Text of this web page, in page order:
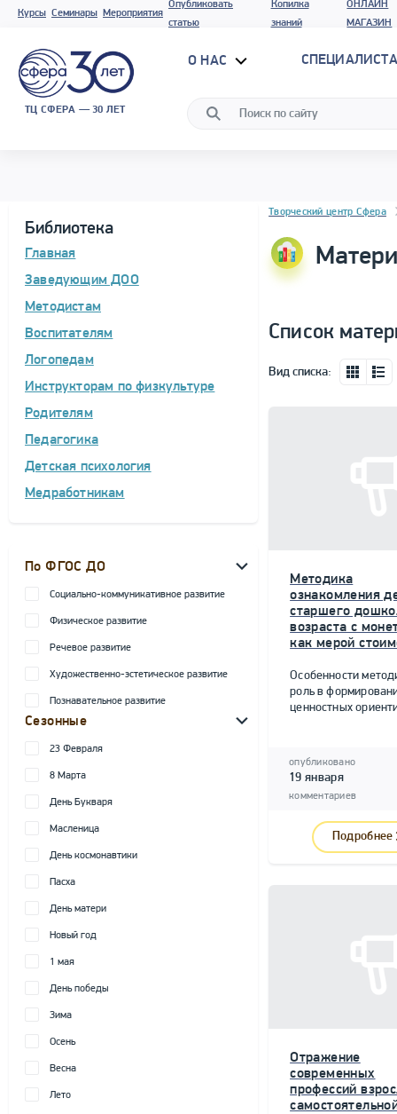
Курсы Семинары Мероприятия
Опубликовать
статью
Копилка
знаний
ОНЛАЙН
МАГАЗИН
ТЦ СФЕРА — 30 ЛЕТ
О НАС
Библиотека
Главная
Заведующим ДОО
Методистам
Воспитателям
Логопедам
Инструкторам по физкультуре
Родителям
Педагогика
Детская психология
Медработникам
По ФГОС ДО
Социально-коммуникативное развитие
Физическое развитие
Речевое развитие
Художественно-эстетическое развитие
Познавательное развитие
Сезонные
23 Февраля
8 Марта
День Букваря
Масленица
День космонавтики
Пасха
День матери
Новый год
1 мая
День победы
Зима
Осень
Весна
Лето
Блок новостей
Творческий центр Сфера
Список
Вид списка:
Методика
ознакомления
старшего
возраста с
как мерой
Особенности
роль в
ценностных
опубликовано
19 января
комментариев
Подробнее
Отражение
современных
профессий